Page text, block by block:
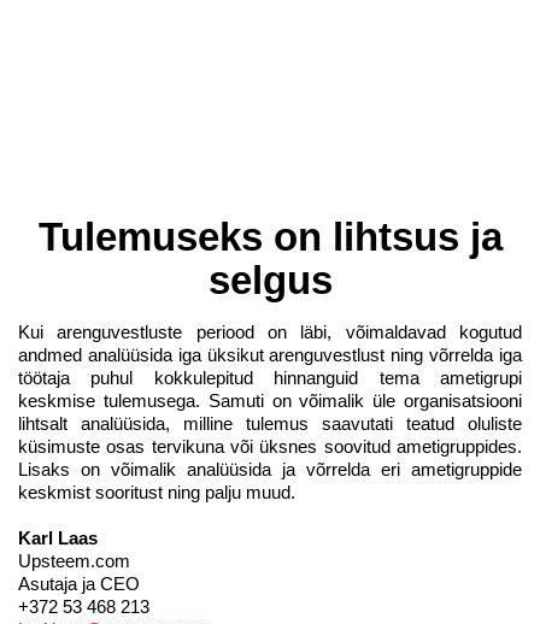
Tulemuseks on lihtsus ja
selgus
Kui arenguvestluste periood on läbi, võimaldavad kogutud
andmed analüüsida iga üksikut arenguvestlust ning võrrelda iga
töötaja puhul kokkulepitud hinnanguid tema ametigrupi
keskmise tulemusega. Samuti on võimalik üle organisatsiooni
lihtsalt analüüsida, milline tulemus saavutati teatud oluliste
küsimuste osas tervikuna või üksnes soovitud ametigruppides.
Lisaks on võimalik analüüsida ja võrrelda eri ametigruppide
keskmist sooritust ning palju muud.
Karl Laas
Upsteem.com
Asutaja ja CEO
+372 53 468 213